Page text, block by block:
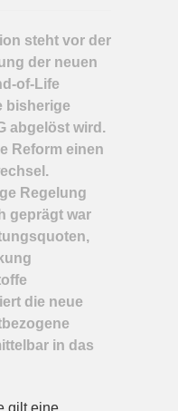
steht vor der
der neuen
of-Life
bisherige
abgelöst wird.
Reform einen
Regelung
geprägt war
die neue
in das
gilt eine